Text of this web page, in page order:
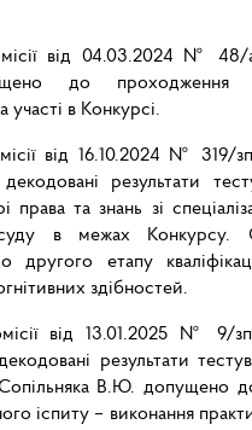
від 04.03.2024 № 48/
до проходження
участі в Конкурсі.
від 16.10.2024 № 319/
результати
права та знань зі
суду в межах Конкурсу.
другого етапу
здібностей.
від 13.01.2025 № 9/
результати
В.Ю. допущено
іспиту – виконання